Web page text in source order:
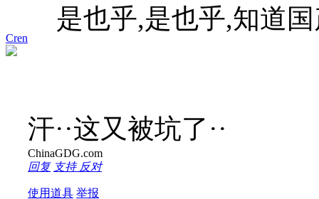
Cren
是也乎,是也乎,知道
汗··这又被坑了··
ChinaGDG.com
回复 支持 反对
使用道具 举报